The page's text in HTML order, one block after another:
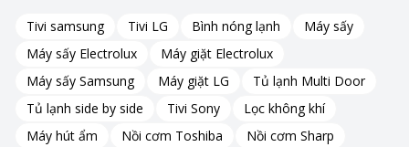
Tivi samsung Tivi LG Bình nóng lạnh
Máy sấy
Máy sấy Electrolux
Máy giặt Electrolux
Máy sấy Samsung
Máy giặt LG
Tủ lạnh Multi Door
Tủ lạnh side by side
Tivi Sony
Lọc không khí
Máy hút ẩm
Nồi cơm Toshiba
Nồi cơm Sharp